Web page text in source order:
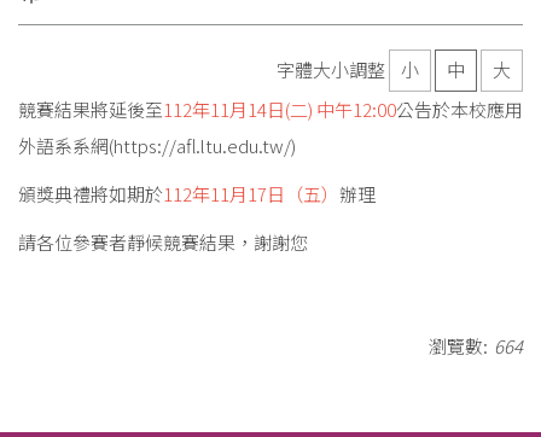
字體大小調整 小 中
大
競賽結果將延後至112年11月14日(二) 中午12:00公告於本校應用
外語系系網(https://afl.ltu.edu.tw/)
頒獎典禮將如期於112年11月17日（五） 辦理
請各位參賽者靜候競賽結果，謝謝您
瀏覽數: 664